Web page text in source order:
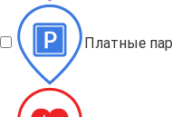
Платные